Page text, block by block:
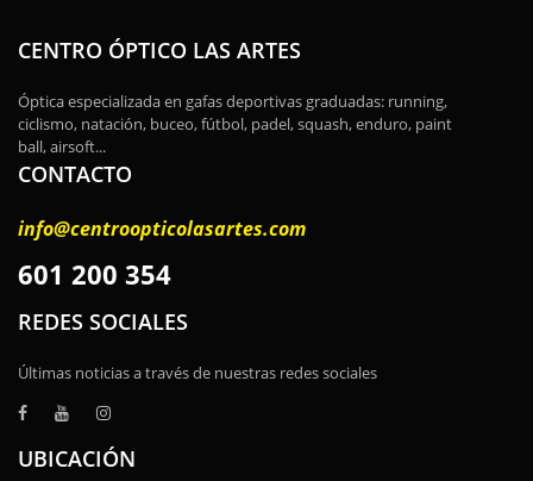
CENTRO ÓPTICO LAS ARTES
Óptica especializada en gafas deportivas graduadas: running,
ciclismo, natación, buceo, fútbol, padel, squash, enduro, paint
ball, airsoft...
CONTACTO
info@centroopticolasartes.com
601 200 354
REDES SOCIALES
Últimas noticias a través de nuestras redes sociales
UBICACIÓN